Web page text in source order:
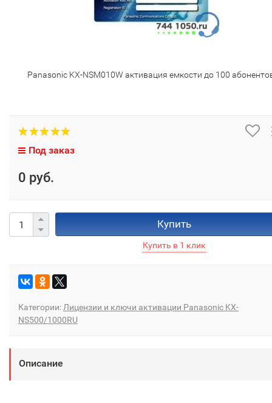
Panasonic KX-NSM010W активация емкости до 100
Под заказ
0 руб.
Купить
Категории: Лицензии и ключи активации Panasonic KX-
NS500/1000RU
Описание